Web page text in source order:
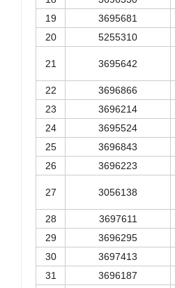
19
3695681
20
5255310
21 3695642
22
3696866
23
3696214
24
3695524
25
3696843
26
3696223
27 3056138
28
3697611
29
3696295
30
3697413
31
3696187